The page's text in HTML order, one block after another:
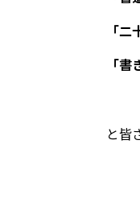
「
「
と皆